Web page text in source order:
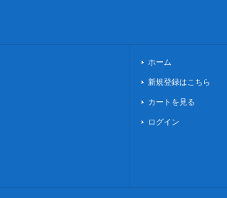
ホーム
新規登録はこちら
カートを見る
ログイン